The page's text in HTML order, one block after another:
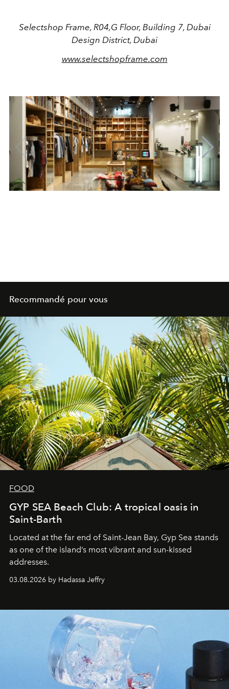
Selectshop Frame, R04,G Floor, Building 7, Dubai
Design District, Dubai
www.selectshopframe.com
Recommandé pour vous
FOOD
GYP SEA Beach Club: A tropical oasis in
Saint-Barth
Located at the far end of Saint-Jean Bay, Gyp Sea stands
as one of the island’s most vibrant and sun-kissed
addresses.
03.08.2026 by Hadassa Jeffry